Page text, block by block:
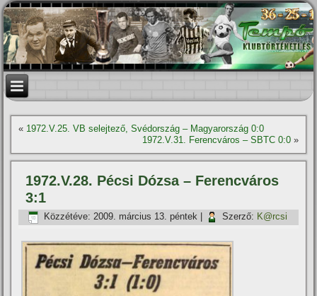
« 1972.V.25. VB selejtező, Svédország – Magyarország 0:0
1972.V.31. Ferencváros – SBTC 0:0»
1972.V.28. Pécsi Dózsa – Ferencváros
3:1
Közzétéve: 2009. március 13. péntek Szerző: K@rcsi